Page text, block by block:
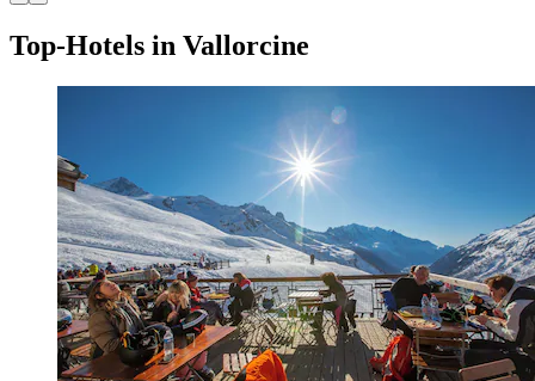
Top-Hotels in Vallorcine